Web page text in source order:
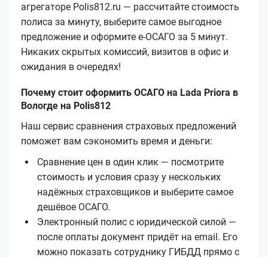
агрегаторе Polis812.ru — рассчитайте стоимость
полиса за минуту, выберите самое выгодное
предложение и оформите е‑ОСАГО за 5 минут.
Никаких скрытых комиссий, визитов в офис и
ожидания в очередях!
Почему стоит оформить ОСАГО на Lada Priora в
Вологде на Polis812
Наш сервис сравнения страховых предложений
поможет вам сэкономить время и деньги:
Сравнение цен в один клик — посмотрите
стоимость и условия сразу у нескольких
надёжных страховщиков и выберите самое
дешёвое ОСАГО.
Электронный полис с юридической силой —
после оплаты документ придёт на email. Его
можно показать сотруднику ГИБДД прямо с